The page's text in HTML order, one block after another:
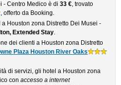
- Centro Medico è di33 €, trovato
, offerto da Booking.
Houston zona Distretto Dei Musei -
Extended Stay.
dei clienti a Houston zona Distretto
Plaza Houston River Oaks
di servizi, gli hotel a Houston zona
conaccesso a internet